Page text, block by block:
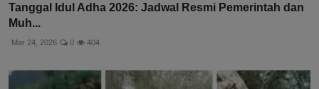
Tanggal Idul Adha 2026: Jadwal Resmi Pemerintah dan
Muh...
Mar 24, 2026 0 404